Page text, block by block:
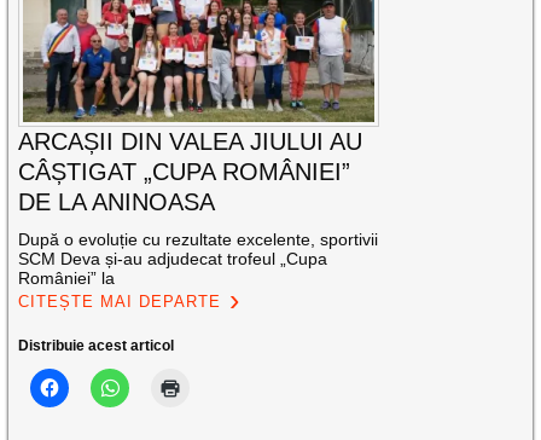
ARCAȘII DIN VALEA JIULUI AU
CÂȘTIGAT „CUPA ROMÂNIEI”
DE LA ANINOASA
După o evoluție cu rezultate excelente, sportivii
SCM Deva și-au adjudecat trofeul „Cupa
României” la
CITEȘTE MAI DEPARTE
Distribuie acest articol